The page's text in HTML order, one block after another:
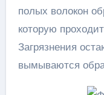
полых волокон
которую
Загрязнения
вымываются